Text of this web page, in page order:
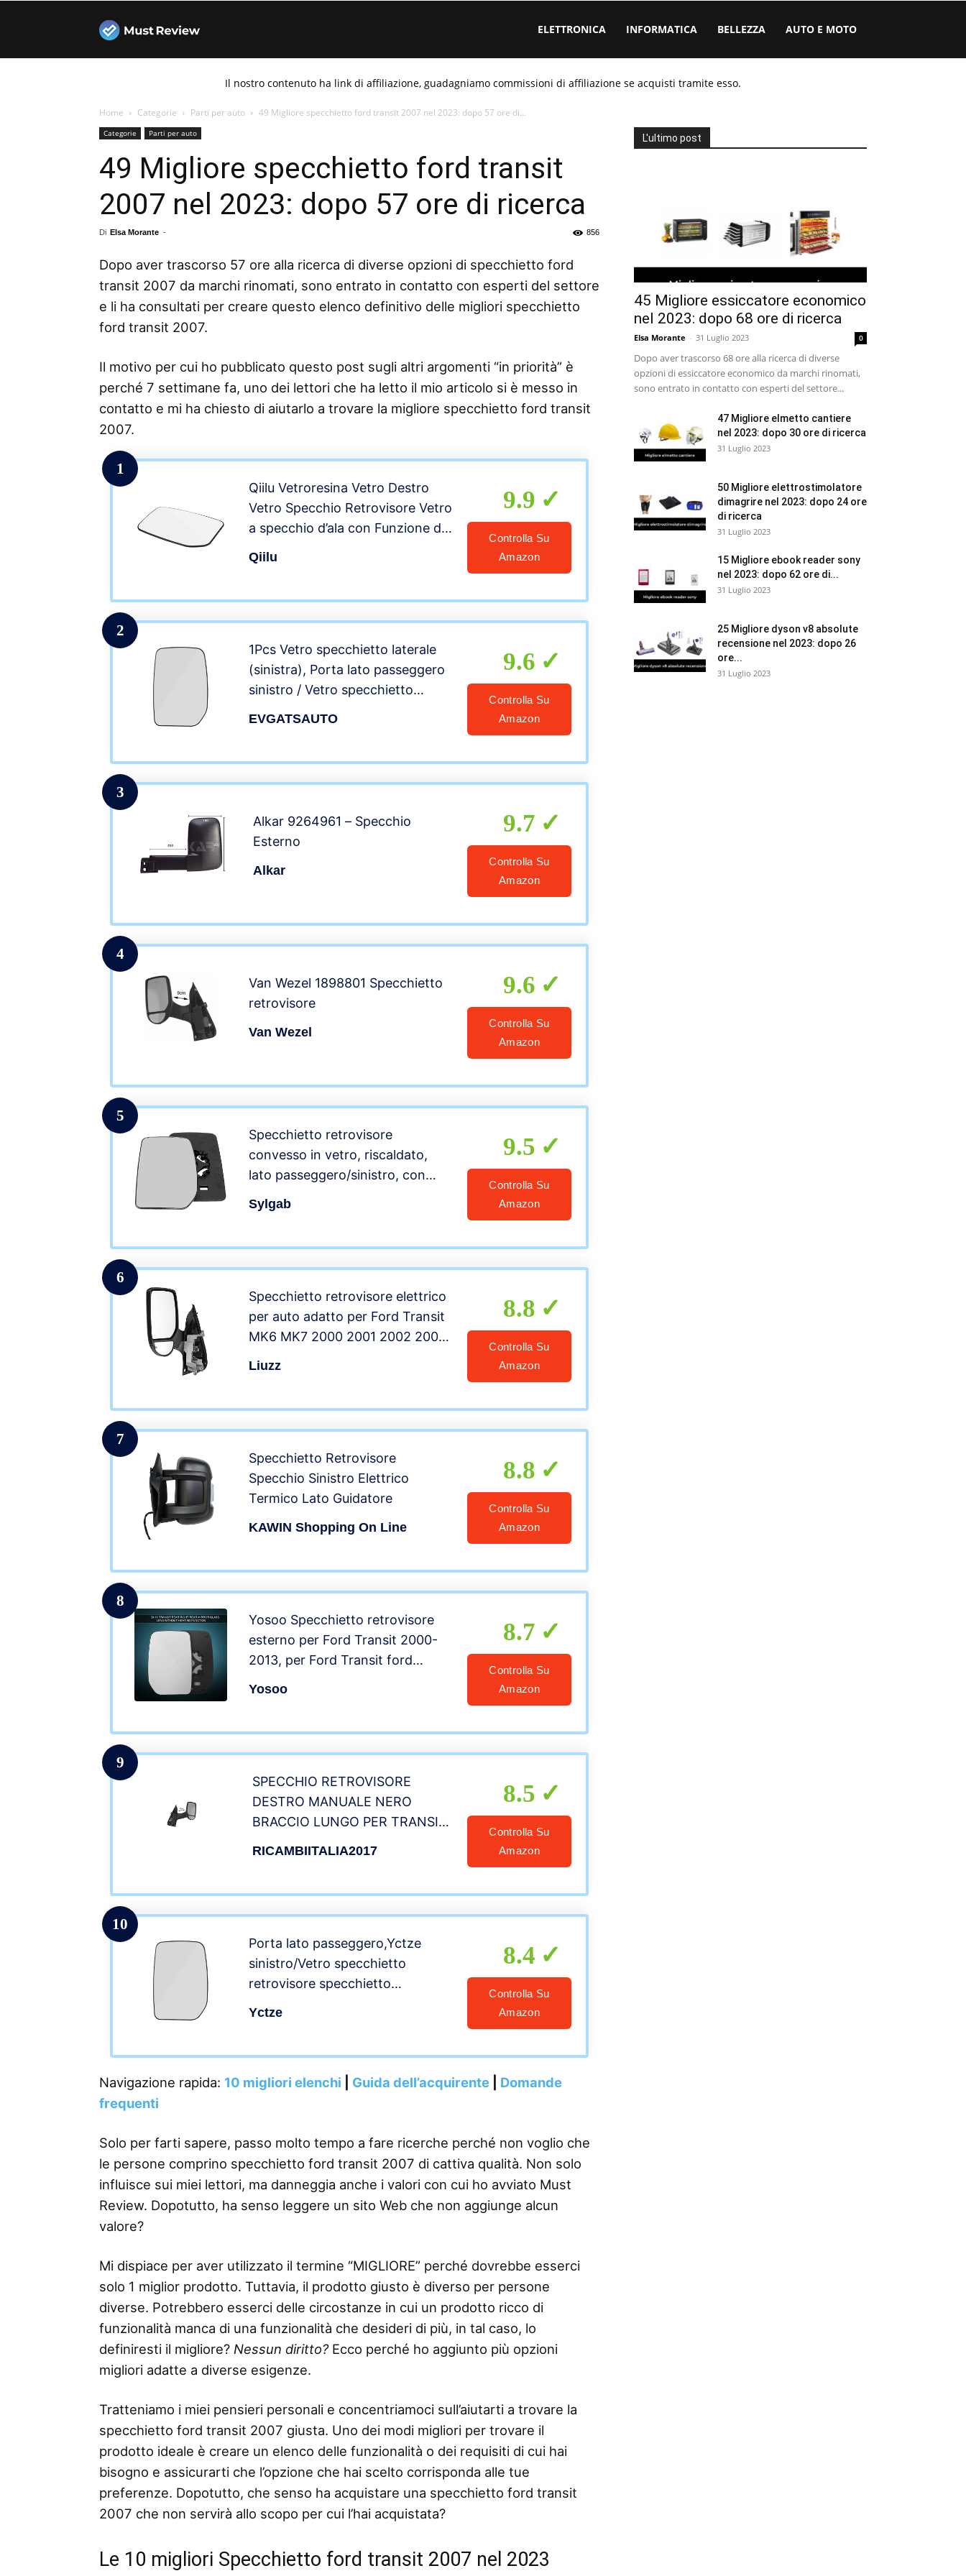
Must
Review
ELETTRONICA INFORMATICA BELLEZZA AUTO E MOTO
Il nostro contenuto ha link di affiliazione, guadagniamo commissioni di affiliazione se acquisti tramite esso.
Home Categorie Parti per auto 49 Migliore specchietto ford transit 2007 nel 2023: dopo 57 ore di...
Categorie Parti per auto
49 Migliore specchietto ford transit
2007 nel 2023: dopo 57 ore di ricerca
Di Elsa Morante - 856
Dopo aver trascorso 57 ore alla ricerca di diverse opzioni di specchietto ford
transit 2007 da marchi rinomati, sono entrato in contatto con esperti del settore
e li ha consultati per creare questo elenco definitivo delle migliori specchietto
ford transit 2007.
Il motivo per cui ho pubblicato questo post sugli altri argomenti “in priorità” è
perché 7 settimane fa, uno dei lettori che ha letto il mio articolo si è messo in
contatto e mi ha chiesto di aiutarlo a trovare la migliore specchietto ford transit
2007.
1
Qiilu Vetroresina Vetro Destro
Vetro Specchio Retrovisore Vetro
a specchio d’ala con Funzione di
2013 lato destro del conducente
Qiilu
9.9
Controlla Su
Amazon
2
1Pcs Vetro specchietto laterale
(sinistra), Porta lato passeggero
sinistro / Vetro specchietto
EVGATSAUTO
9.6
Controlla Su
Amazon
3
Alkar 9264961 – Specchio
Esterno
Alkar
9.7
Controlla Su
Amazon
4
Van Wezel 1898801 Specchietto
retrovisore
Van Wezel
9.6
Controlla Su
Amazon
5
Specchietto retrovisore
convesso in vetro, riscaldato,
lato passeggero/sinistro, con
Sylgab
9.5
Controlla Su
Amazon
6
Specchietto retrovisore elettrico
per auto adatto per Ford Transit
MK6 MK7 2000 2001 2002 2003
Liuzz
8.8
Controlla Su
Amazon
7
Specchietto Retrovisore
Specchio Sinistro Elettrico
Termico Lato Guidatore
KAWIN Shopping On Line
8.8
Controlla Su
Amazon
8
Yosoo Specchietto retrovisore
esterno per Ford Transit 2000-
2013, per Ford Transit ford
Yosoo
8.7
Controlla Su
Amazon
9
SPECCHIO RETROVISORE
DESTRO MANUALE NERO
BRACCIO LUNGO PER TRANSIT
RICAMBIITALIA2017
8.5
Controlla Su
Amazon
10
Porta lato passeggero,Yctze
sinistro/Vetro specchietto
retrovisore specchietto
Yctze
8.4
Controlla Su
Amazon
Navigazione rapida: 10 migliori elenchi Guida dell’acquirente
Domande
frequenti
Solo per farti sapere, passo molto tempo a fare ricerche perché non voglio che
le persone comprino specchietto ford transit 2007 di cattiva qualità. Non solo
influisce sui miei lettori, ma danneggia anche i valori con cui ho avviato Must
Review. Dopotutto, ha senso leggere un sito Web che non aggiunge alcun
valore?
Mi dispiace per aver utilizzato il termine “MIGLIORE” perché dovrebbe esserci
solo 1 miglior prodotto. Tuttavia, il prodotto giusto è diverso per persone
diverse. Potrebbero esserci delle circostanze in cui un prodotto ricco di
funzionalità manca di una funzionalità che desideri di più, in tal caso, lo
definiresti il ​​migliore? Nessun diritto?Ecco perché ho aggiunto più opzioni
migliori adatte a diverse esigenze.
Tratteniamo i miei pensieri personali e concentriamoci sull’aiutarti a trovare la
specchietto ford transit 2007 giusta. Uno dei modi migliori per trovare il
prodotto ideale è creare un elenco delle funzionalità o dei requisiti di cui hai
bisogno e assicurarti che l’opzione che hai scelto corrisponda alle tue
preferenze. Dopotutto, che senso ha acquistare una specchietto ford transit
2007 che non servirà allo scopo per cui l’hai acquistata?
Le 10 migliori Specchietto ford transit 2007 nel 2023
L'ultimo post
45 Migliore essiccatore economico
nel 2023: dopo 68 ore di ricerca
Elsa Morante - 31 Luglio 2023 0
Dopo aver trascorso 68 ore alla ricerca di diverse
opzioni di essiccatore economico da marchi rinomati,
sono entrato in contatto con esperti del settore...
47 Migliore elmetto cantiere
nel 2023: dopo 30 ore di ricerca
31 Luglio 2023
50 Migliore elettrostimolatore
dimagrire nel 2023: dopo 24 ore
di ricerca
31 Luglio 2023
15 Migliore ebook reader sony
nel 2023: dopo 62 ore di...
31 Luglio 2023
25 Migliore dyson v8 absolute
recensione nel 2023: dopo 26
ore...
31 Luglio 2023